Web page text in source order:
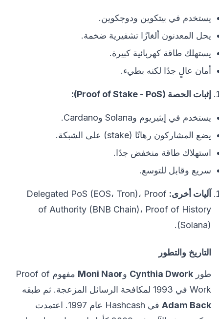
يستخدم في بيتكوين ودوجكوين.
يحل المعدنون ألغازًا تشفيرية ضخمة.
يستهلك طاقة كهربائية كبيرة.
أمان عالٍ جدًا لكنه بطيء.
إثبات الحصة (Proof of Stake - PoS):
يستخدم في إيثيريوم وSolana وCardano.
يضع المشاركون رهانًا (stake) على الشبكة.
استهلاك طاقة منخفض جدًا.
سريع وقابل للتوسع.
آليات أخرى: Delegated PoS (EOS، Tron)، Proof
of Authority (BNB Chain)، Proof of History
(Solana).
التاريخ والتطور
طور Cynthia Dwork وMoni Naor
مفهوم Proof of
Work في 1993 لمكافحة الرسائل المزعجة. ثم طبقه
Adam Back
في Hashcash عام 1997. اعتمدت